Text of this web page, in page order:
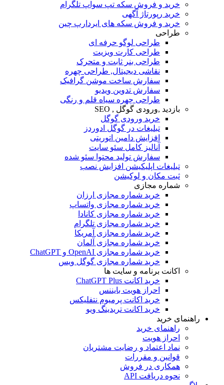
خرید و فروش سکه تپ سواپ تلگرام
خرید رپورتاژ آگهی
خرید و فروش سکه های ایردارپ چین
طراحی
طراحی لوگو حرفه ای
طراحی کارت ویزیت
طراحی بنر ثابت و متحرک
نقاشی دیجیتال, طراحی چهره
سفارش ساخت موشن گرافیک
سفارش تدوین ویدیو
طراحی چهره سیاه قلم و رنگی
بازدید ,ورودی گوگل , SEO
خرید ورودی گوگل
تبلیغات در گوگل ادوردز
افزایش دامین اتوریتی
آنالیز کامل سئو سایت
سفارش تولید محتوا سئو شده
تبلیغات اپلیکیشن افزایش نصب
ثبت مکان و لوکیشن
شماره مجازی
خرید شماره مجازی ارزان
خرید شماره مجازی واتساپ
خرید شماره مجازی کانادا
خرید شماره مجازی تلگرام
خرید شماره مجازی آمریکا
خرید شماره مجازی آلمان
خرید شماره مجازی OpenAI و ChatGPT
خرید شماره مجازی گوگل ویس
اکانت برنامه و سایت ها
خرید اکانت ChatGPT Plus
احراز هویت بایننس
خرید اکانت پرمیوم نتفلیکس
خرید اکانت تریدینگ ویو
خرید
راهنمای خرید
احراز هویت
نماد اعتماد و رضایت مشتریان
قوانین و مقررات
همکاری در فروش
نحوه دریافت API